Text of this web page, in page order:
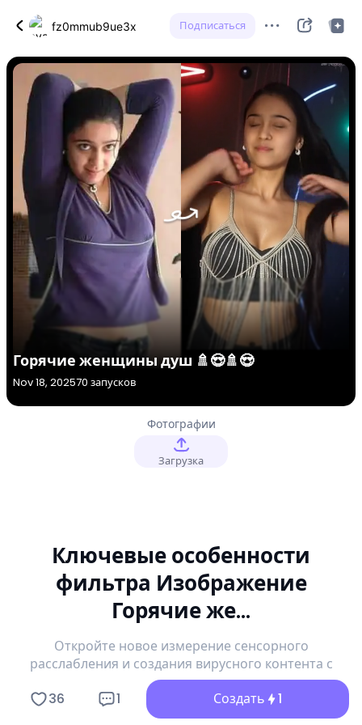
fz0mmub9ue3x Подписаться
Горячие женщины душ 🚿😍🚿😍
Nov 18, 202570 запусков
Фотографии
Загрузка
Ключевые особенности
фильтра Изображение
Горячие же...
Откройте новое измерение сенсорного
расслабления и создания вирусного контента с
генератором Изображение a1.art Горячие же....
36
1 Создать 1